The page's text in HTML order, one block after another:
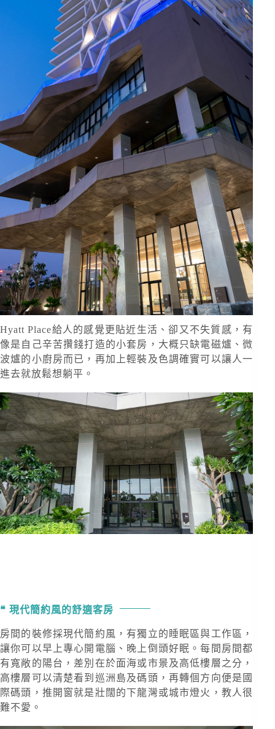
Hyatt Place給人的感覺更貼近生活、卻又不失質感，有
像是自己辛苦攢錢打造的小套房，大概只缺電磁爐、微
波爐的小廚房而已，再加上輕裝及色調確實可以讓人一
進去就放鬆想躺平。
現代簡約風的舒適客房
房間的裝修採現代簡約風，有獨立的睡眠區與工作區，
讓你可以早上專心開電腦、晚上倒頭好眠。每間房間都
有寬敞的陽台，差別在於面海或市景及高低樓層之分，
高樓層可以清楚看到巡洲島及碼頭，再轉個方向便是國
際碼頭，推開窗就是壯闊的下龍灣或城市燈火，教人很
難不愛。